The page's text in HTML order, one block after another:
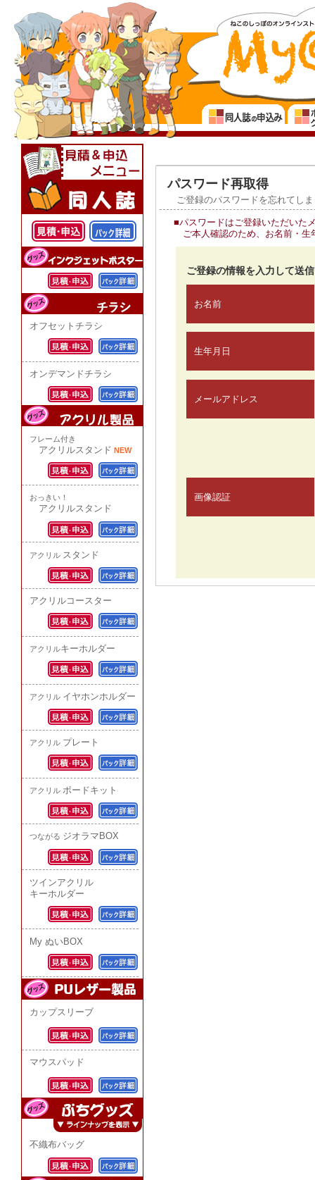
オフセットチラシ
オンデマンドチラシ
フレーム付き
アクリルスタンド NEW
おっきい！
アクリルスタンド
アクリル スタンド
アクリルコースター
アクリルキーホルダー
アクリル イヤホンホルダー
アクリル プレート
アクリル ボードキット
つながる ジオラマBOX
ツインアクリル
キーホルダー
My ぬいBOX
カップスリーブ
マウスパッド
不織布バッグ
パスワード再取得
ご登録のパスワードを忘れてし
■パスワードはご登録いただいた
ご本人確認のため、お名前・生
ご登録の情報を入力して送
お名前
生年月日
メールアドレス
画像認証